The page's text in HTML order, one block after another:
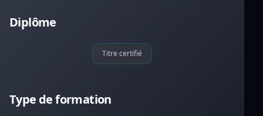
Diplôme
Titre certifié
Type de formation